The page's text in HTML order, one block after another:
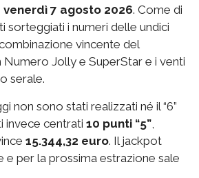
venerdì 7 agosto 2026. Come di
sorteggiati i numeri delle undici
vincente del
Jolly e SuperStar e i venti
serale.
non sono stati realizzati né il “6”
invece centrati 10 punti “5”
15.344,32 euro. Il jackpot
e per la prossima estrazione sale